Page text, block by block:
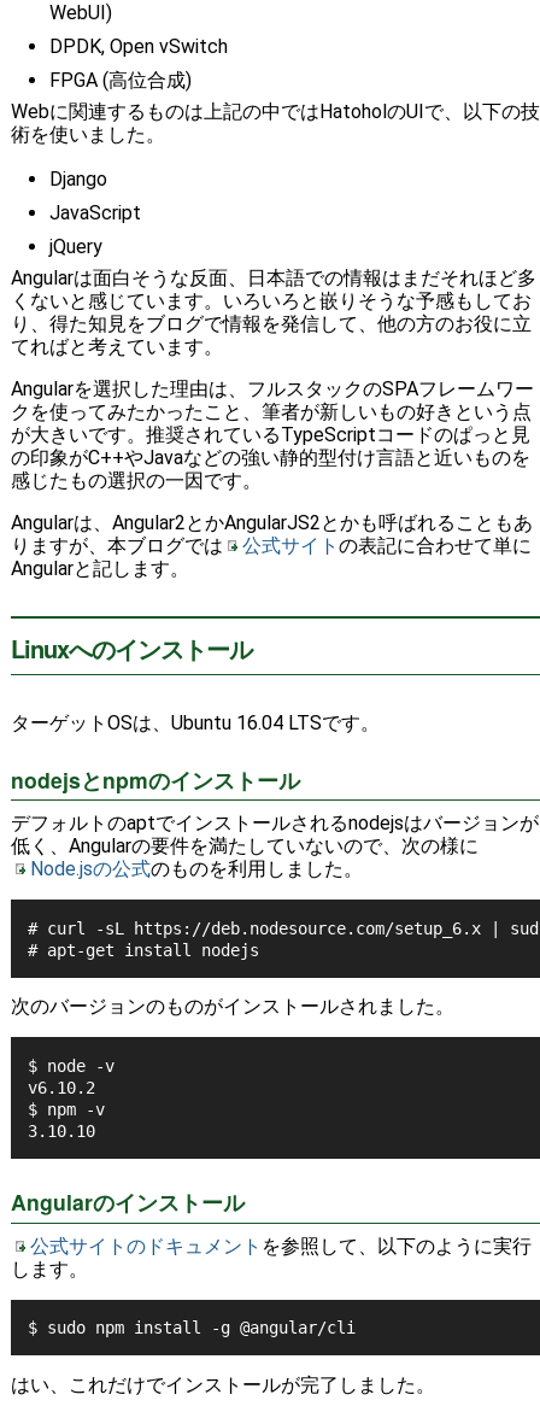
WebUI)
DPDK, Open vSwitch
FPGA (高位合成)
Webに関連するものは上記の中ではHatoholのUIで、以下の技
術を使いました。
Django
JavaScript
jQuery
Angularは面白そうな反面、日本語での情報はまだそれほど多
くないと感じています。いろいろと嵌りそうな予感もしてお
り、得た知見をブログで情報を発信して、他の方のお役に立
てればと考えています。
Angularを選択した理由は、フルスタックのSPAフレームワー
クを使ってみたかったこと、筆者が新しいもの好きという点
が大きいです。推奨されているTypeScriptコードのぱっと見
の印象がC++やJavaなどの強い静的型付け言語と近いものを
感じたもの選択の一因です。
Angularは、Angular2とかAngularJS2とかも呼ばれることもあ
りますが、本ブログでは
公式サイト の表記に合わせて単に
Angularと記します。
Linuxへのインストール
ターゲットOSは、Ubuntu 16.04 LTSです。
nodejsとnpmのインストール
デフォルトのaptでインストールされるnodejsはバージョンが
低く、Angularの要件を満たしていないので、次の様に
Node.jsの公式のものを利用しました。
# curl -sL https://deb.nodesource.com/setup_6.x |
# apt-get install nodejs
次のバージョンのものがインストールされました。
$ node -v
v6.10.2
$ npm -v
3.10.10
Angularのインストール
公式サイトのドキュメント を参照して、以下のように実行
します。
$ sudo npm install -g @angular/cli
はい、これだけでインストールが完了しました。